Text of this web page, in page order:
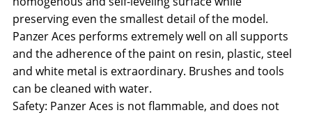
preserving even the smallest detail of the model.
Panzer Aces performs extremely well on all supports
and the adherence of the paint on resin, plastic, steel
and white metal is extraordinary. Brushes and tools
can be cleaned with water.
Safety: Panzer Aces is not flammable, and does not